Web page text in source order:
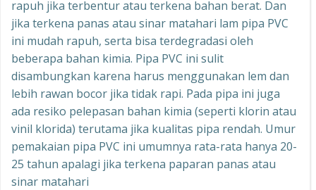
rapuh jika terbentur atau terkena bahan berat. Dan
jika terkena panas atau sinar matahari lam pipa PVC
ini mudah rapuh, serta bisa terdegradasi oleh
beberapa bahan kimia. Pipa PVC ini sulit
disambungkan karena harus menggunakan lem dan
lebih rawan bocor jika tidak rapi. Pada pipa ini juga
ada resiko pelepasan bahan kimia (seperti klorin atau
vinil klorida) terutama jika kualitas pipa rendah. Umur
pemakaian pipa PVC ini umumnya rata-rata hanya 20-
25 tahun apalagi jika terkena paparan panas atau
sinar matahari